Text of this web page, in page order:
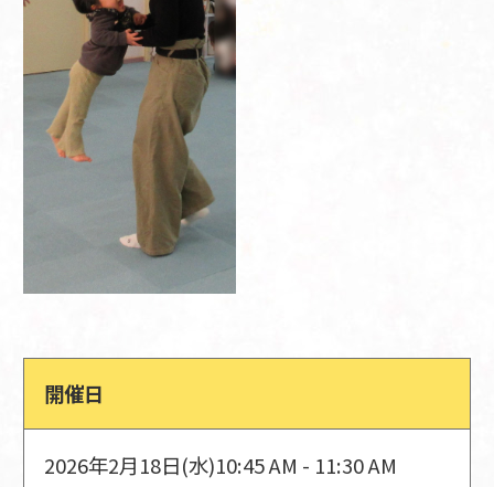
開催日
2026年2月18日(水)10:45 AM - 11:30 AM